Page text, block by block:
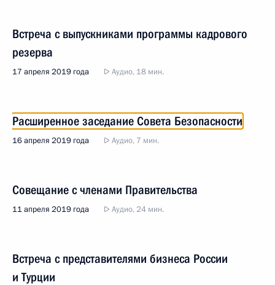
Встреча с выпускниками программы кадрового
резерва
17 апреля 2019 года Аудио, 18 мин.
Расширенное заседание Совета Безопасности
16 апреля 2019 года Аудио, 7 мин.
Совещание с членами Правительства
11 апреля 2019 года Аудио, 24 мин.
Встреча с представителями бизнеса России
и Турции